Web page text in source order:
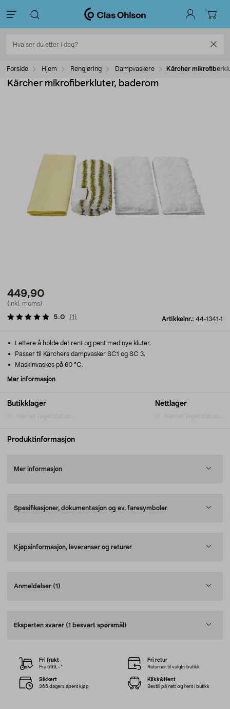
Forside Hjem Rengjøring Dampvaskere Kärcher
Kärcher mikrofiberkluter, baderom
449,90
(inkl. moms)
Artikkelnr.: 44-1341-1
5.0 (1 )
Butikklager Nettlager
Lettere å holde det rent og pent med nye kluter.
Passer til Kärchers dampvasker SC1 og SC 3.
Maskinvaskes på 60 °C.
Mer informasjon
Produktinformasjon
Mer informasjon
Spesifikasjoner, dokumentasjon og ev. faresymboler
Kjøpsinformasjon, leveranser og returer
Anmeldelser (1)
Eksperten svarer (1 besvart spørsmål)
Fri frakt
Fra 599,–*
Fri retur
Returner til valgfri butikk
Sikkert
365 dagers åpent kjøp
Klikk&Hent
Bestill på nett og hent i butikk